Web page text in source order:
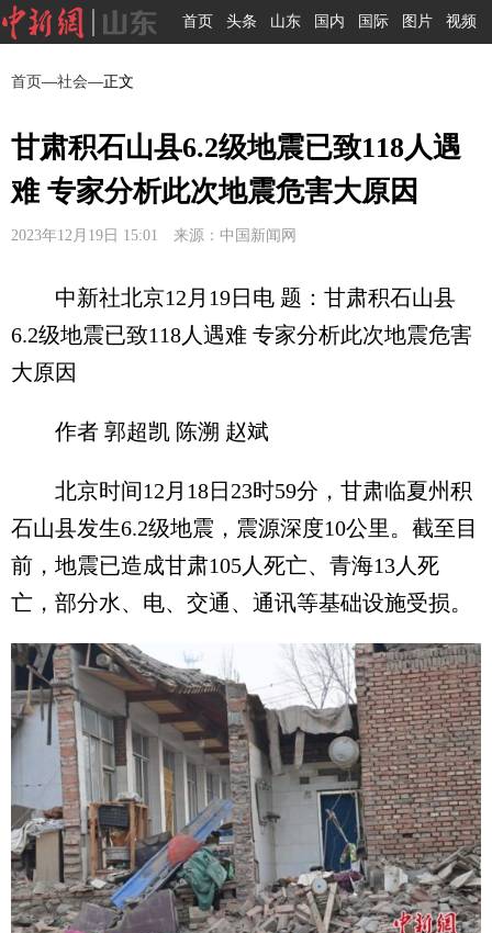
首页 头条 山东 国内 国际 图片 视频
首页—社会—正文
甘肃积石山县6.2级地震已致118人遇
难 专家分析此次地震危害大原因
2023年12月19日 15:01 来源：中国新闻网
中新社北京12月19日电 题：甘肃积石山县
6.2级地震已致118人遇难 专家分析此次地震危害
大原因
作者 郭超凯 陈溯 赵斌
北京时间12月18日23时59分，甘肃临夏州积
石山县发生6.2级地震，震源深度10公里。截至目
前，地震已造成甘肃105人死亡、青海13人死
亡，部分水、电、交通、通讯等基础设施受损。